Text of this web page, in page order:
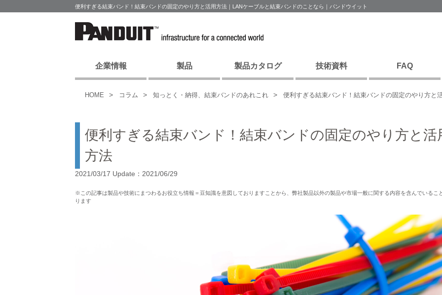
便利すぎる結束バンド！結束バンドの固定のやり方と活用方法｜LANケーブルと結束バンドのことなら｜パンドウイット
企業情報 製品 製品カタログ 技術資料 FAQ
HOME コラム 知っとく・納得、結束バンドのあれこれ 便利すぎる結束バンド！結束バンドの固定のやり方と
便利すぎる結束バンド！結束バンドの固定のやり方と活
方法
2021/03/17 Update：2021/06/29
※この記事は製品や技術にまつわるお役立ち情報＝豆知識を意図しておりますことから、弊社製品以外の製品や市場一般に関する内容を含んでいるこ
ります